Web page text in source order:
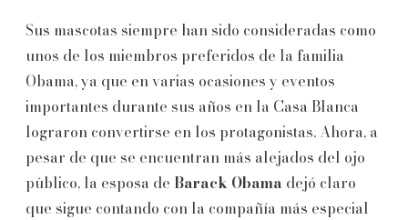
Sus mascotas siempre han sido consideradas como
unos de los miembros preferidos de la familia
Obama, ya que en varias ocasiones y eventos
importantes durante sus años en la Casa Blanca
lograron convertirse en los protagonistas. Ahora, a
pesar de que se encuentran más alejados del ojo
público, la esposa de Barack Obama dejó claro
que sigue contando con la compañía más especial